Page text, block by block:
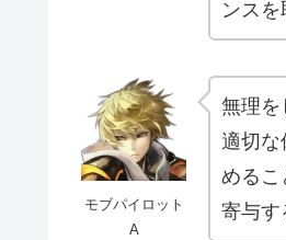
ンスを
モブパイロット
A
無理を
適切な
めるこ
寄与す